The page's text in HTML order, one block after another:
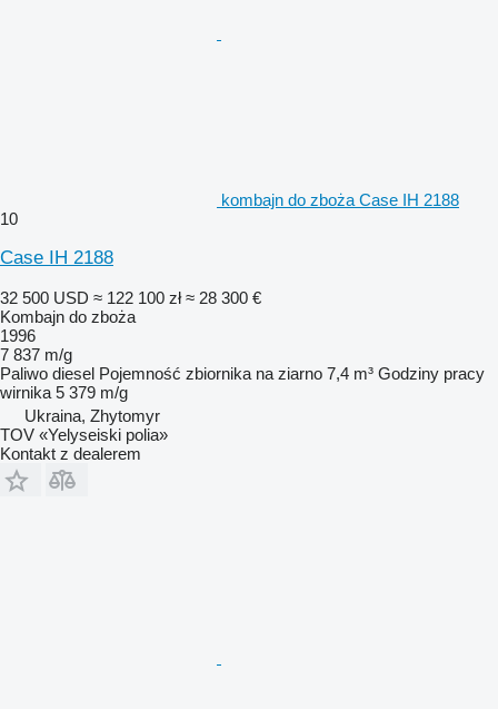
kombajn do zboża Case IH 2188
10
Case IH 2188
32 500 USD ≈ 122 100 zł ≈ 28 300 €
Kombajn do zboża
1996
7 837 m/g
Paliwo diesel Pojemność zbiornika na ziarno 7,4 m³ Godziny pracy
wirnika 5 379 m/g
Ukraina, Zhytomyr
TOV «Yelyseiski polia»
Kontakt z dealerem